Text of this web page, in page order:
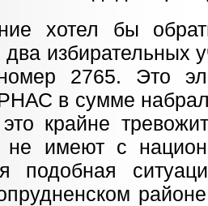
хотел бы
два избирательных
номер 2765. Это
в сумме
крайне
не имеют с
подобная